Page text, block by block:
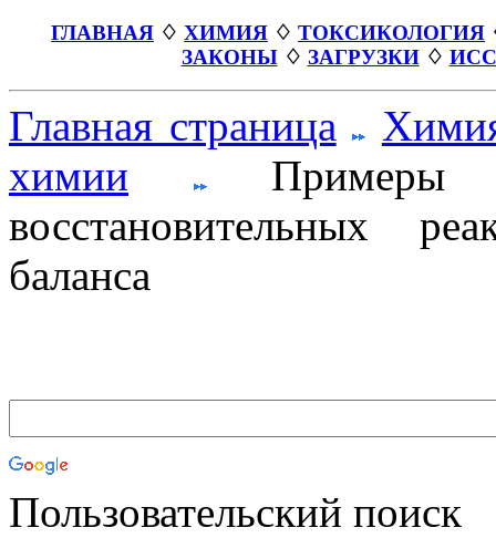
ГЛАВНАЯ ♢ ХИМИЯ ♢ ТОКСИКОЛОГИЯ
ЗАКОНЫ♢ ЗАГРУЗКИ♢
Главная страница
химии
Примеры
восстановительных
баланса
Пользовательский поиск